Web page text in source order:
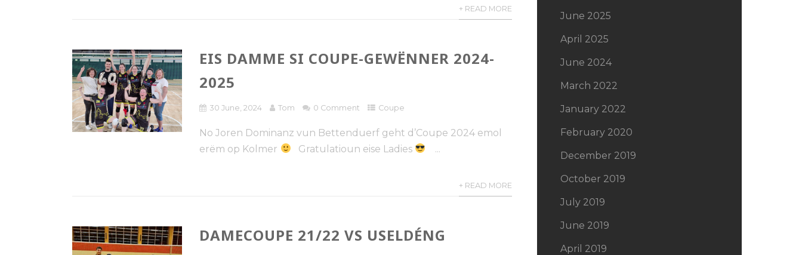
+ READ MORE
EIS DAMME SI COUPE-GEWËNNER 2024-
2025
30 June, 2024 Tom 0 Comment Coupe
No Joren Dominanz vun Bettenduerf geht d’Coupe 2024 emol
erëm op Kolmer
Gratulatioun eise Ladies ...
+ READ MORE
DAMECOUPE 21/22 VS USELDÉNG
June 2025
April 2025
June 2024
March 2022
January 2022
February 2020
December 2019
October 2019
July 2019
June 2019
April 2019